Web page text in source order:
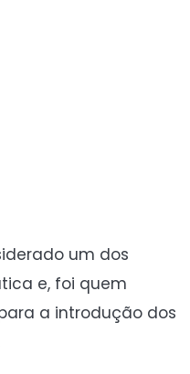
um dos
e, foi quem
a introdução dos